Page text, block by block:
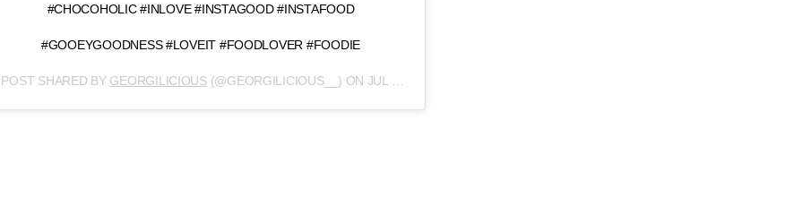
#CHOCOHOLIC #INLOVE #INSTAGOOD #INSTAFOOD
#GOOEYGOODNESS #LOVEIT #FOODLOVER #FOODIE
POST SHARED BY GEORGILICIOUS(@GEORGILICIOUS__) ON JUL 31, 2017 AT 9:53PM PDT